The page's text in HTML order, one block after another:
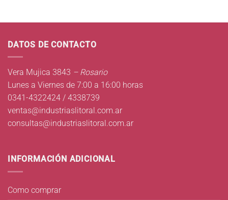
DATOS DE CONTACTO
Vera Mujica 3843 – Rosario
Lunes a Viernes de 7:00 a 16:00 horas
0341-4322424 / 4338739
ventas@industriaslitoral.com.ar
consultas@industriaslitoral.com.ar
INFORMACIÓN ADICIONAL
Como comprar